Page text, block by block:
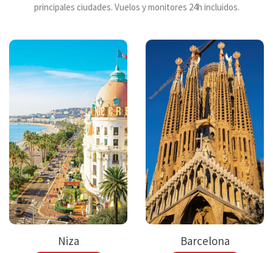
principales ciudades. Vuelos y monitores 24h incluidos.
Niza Barcelona